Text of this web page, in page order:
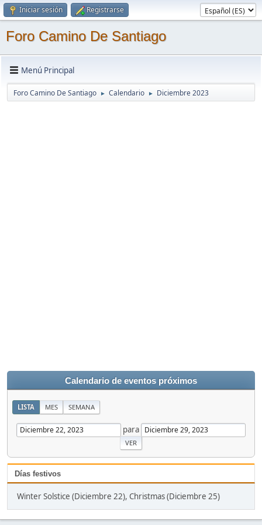
Iniciar sesión Registrarse
Foro Camino De Santiago
Menú Principal
Foro Camino De Santiago ► Calendario ► Diciembre 2023
Calendario de eventos próximos
LISTA MES SEMANA
para
Días festivos
Winter Solstice (Diciembre 22), Christmas (Diciembre 25)